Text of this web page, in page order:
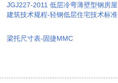
JGJ227-2011 低层冷弯薄壁型钢房屋
建筑技术规程-轻钢低层住宅技术标准
梁托尺寸表-固捷MMC